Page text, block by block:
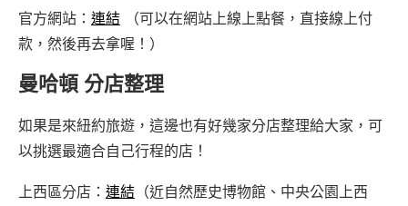
官方網站： 連結 （可以在網站上線上點餐，直接線上付
款，然後再去拿喔！）
曼哈頓 分店整理
如果是來紐約旅遊，這邊也有好幾家分店整理給大家，可
以挑選最適合自己行程的店！
上西區分店： 連結 （近自然歷史博物館、中央公園上西